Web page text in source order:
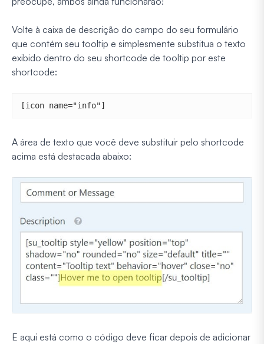
Volte à caixa de descrição do campo do seu formulário
que contém seu tooltip e simplesmente substitua o texto
exibido dentro do seu shortcode de tooltip por este
shortcode:
[icon name="info"]
A área de texto que você deve substituir pelo shortcode
acima está destacada abaixo:
E aqui está como o código deve ficar depois de adicionar